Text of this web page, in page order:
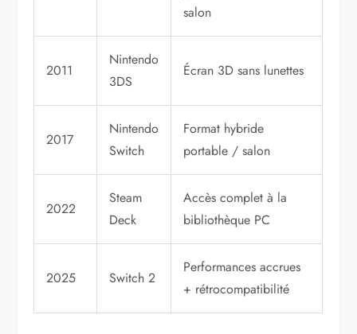
salon
2011
Nintendo
3DS
Écran 3D sans lunettes
2017
Nintendo
Switch
Format hybride
portable / salon
2022
Steam
Deck
Accès complet à la
bibliothèque PC
2025 Switch 2
Performances accrues
+ rétrocompatibilité